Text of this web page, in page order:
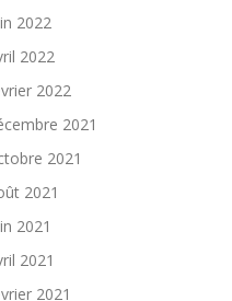
2022
2022
2022
2021
2021
2021
2021
2021
2021